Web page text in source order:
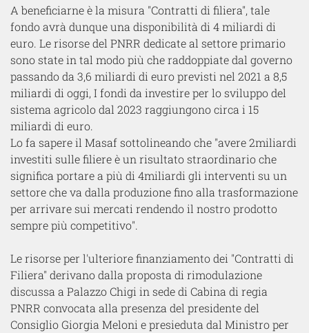
A beneficiarne è la misura "Contratti di filiera", tale
fondo avrà dunque una disponibilità di 4 miliardi di
euro. Le risorse del PNRR dedicate al settore primario
sono state in tal modo più che raddoppiate dal governo
passando da 3,6 miliardi di euro previsti nel 2021 a 8,5
miliardi di oggi, I fondi da investire per lo sviluppo del
sistema agricolo dal 2023 raggiungono circa i 15
miliardi di euro.
Lo fa sapere il Masaf sottolineando che "avere 2miliardi
investiti sulle filiere è un risultato straordinario che
significa portare a più di 4miliardi gli interventi su un
settore che va dalla produzione fino alla trasformazione
per arrivare sui mercati rendendo il nostro prodotto
sempre più competitivo".
Le risorse per l'ulteriore finanziamento dei "Contratti di
Filiera" derivano dalla proposta di rimodulazione
discussa a Palazzo Chigi in sede di Cabina di regia
PNRR convocata alla presenza del presidente del
Consiglio Giorgia Meloni e presieduta dal Ministro per